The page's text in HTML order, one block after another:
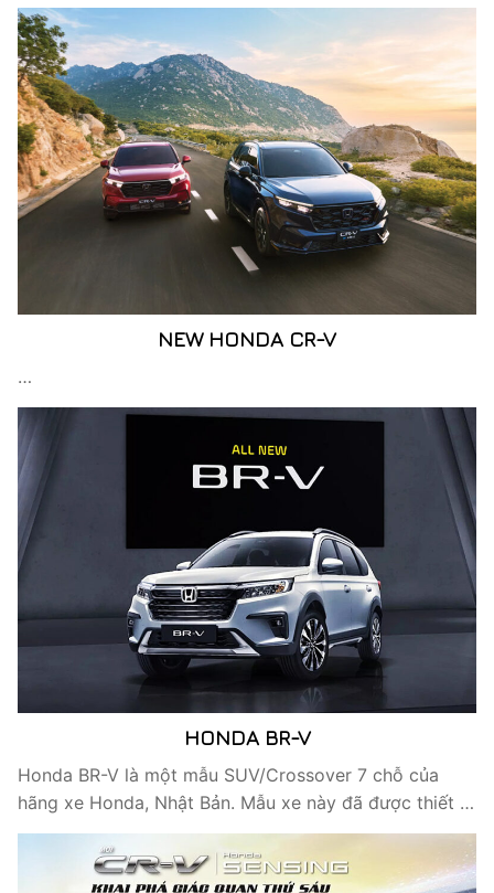
NEW HONDA CR-V
…
HONDA BR-V
Honda BR-V là một mẫu SUV/Crossover 7 chỗ của
hãng xe Honda, Nhật Bản. Mẫu xe này đã được thiết …